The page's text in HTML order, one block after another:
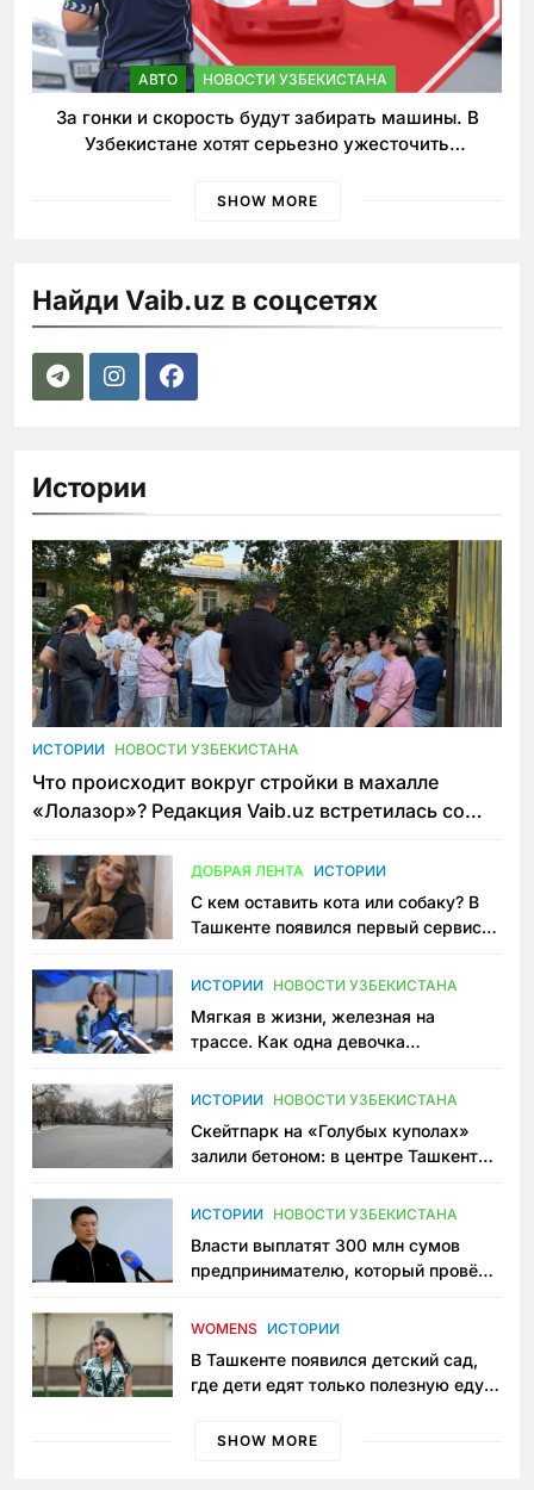
АВТО НОВОСТИ УЗБЕКИСТАНА
За гонки и скорость будут забирать машины. В
Узбекистане хотят серьезно ужесточить
SHOW MORE
Найди Vaib.uz в соцсетях
Истории
ИСТОРИИ НОВОСТИ УЗБЕКИСТАНА
Что происходит вокруг стройки в махалле
«Лолазор»? Редакция Vaib.uz встретилась со
ДОБРАЯ ЛЕНТА ИСТОРИИ
С кем оставить кота или собаку? В
Ташкенте появился первый сервис
ИСТОРИИ НОВОСТИ УЗБЕКИСТАНА
Мягкая в жизни, железная на
трассе. Как одна девочка
Узбекистане
ИСТОРИИ НОВОСТИ УЗБЕКИСТАНА
Скейтпарк на «Голубых куполах»
залили бетоном: в центре Ташкента
пространство
ИСТОРИИ НОВОСТИ УЗБЕКИСТАНА
Власти выплатят 300 млн сумов
предпринимателю, который провёл
приговору
WOMENS ИСТОРИИ
В Ташкенте появился детский сад,
где дети едят только полезную еду.
просить «кашу без сахара»
SHOW MORE